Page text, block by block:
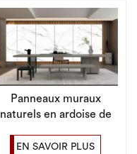
Panneaux muraux
naturels en ardoise de
carrelage en pierre
EN SAVOIR PLUS